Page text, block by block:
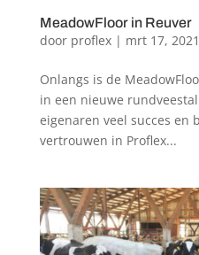
MeadowFloor in Reuver
door proflex| mrt 17, 2021
Onlangs is de
in een nieuwe
eigenaren veel succes en
vertrouwen in Proflex...